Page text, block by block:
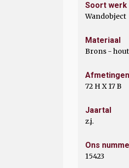
Soort werk
Wandobject
Materiaal
Brons - hout
Afmetingen
72 H X 17 B
Jaartal
z.j.
Ons
15423